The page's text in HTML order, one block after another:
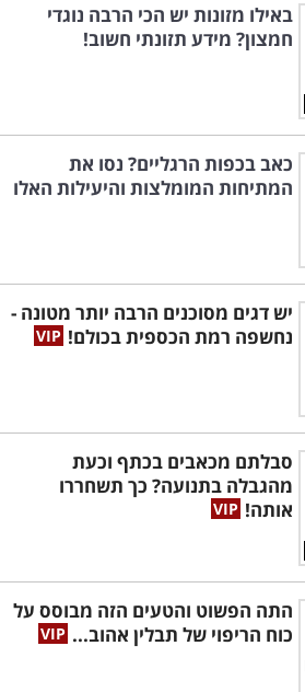
באילו מזונות יש הכי הרבה נוגדי
חמצון? מידע תזונתי חשוב!
כאב בכפות הרגליים? נסו את
המתיחות המומלצות והיעילות האלו
יש דגים מסוכנים הרבה יותר מטונה -
נחשפה רמת הכספית בכולם!
סבלתם מכאבים בכתף וכעת
מהגבלה בתנועה? כך תשחררו
אותה!
התה הפשוט והטעים הזה מבוסס על
כוח הריפוי של תבלין אהוב...